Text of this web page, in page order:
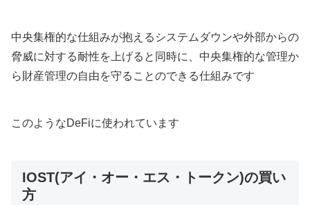
中央集権的な仕組みが抱えるシステムダウンや外部からの
脅威に対する耐性を上げると同時に、中央集権的な管理か
ら財産管理の自由を守ることのできる仕組みです
このようなDeFiに使われています
IOST(アイ・オー・エス・トークン)の買い
方